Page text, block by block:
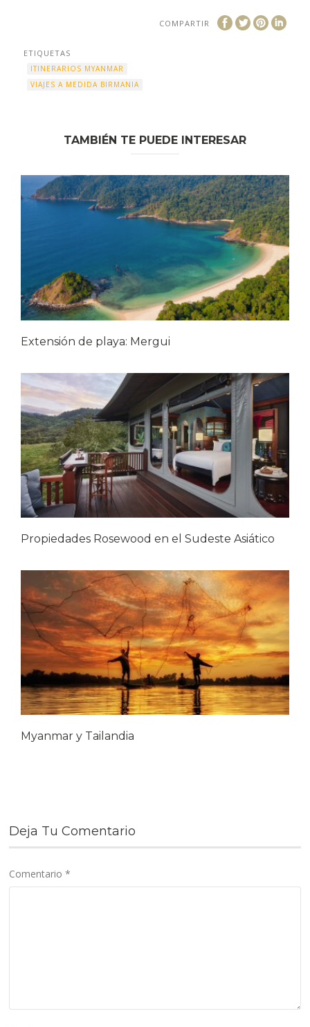
COMPARTIR
ETIQUETAS
ITINERARIOS MYANMAR
VIAJES A MEDIDA BIRMANIA
TAMBIÉN TE PUEDE INTERESAR
Extensión de playa: Mergui
Propiedades Rosewood en el Sudeste Asiático
Myanmar y Tailandia
Deja Tu Comentario
Comentario*